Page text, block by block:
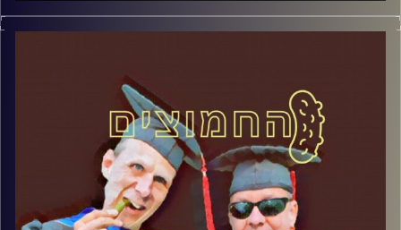
המערכת הפוליטית על ספת הפסיכולוג, עם פרופסור בועז בן-
דוד ופרופסור גלעד הירשברגר.